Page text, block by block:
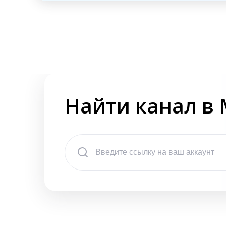
Найти канал в